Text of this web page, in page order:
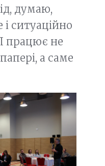
думаю,
ситуаційно
працює не
а саме